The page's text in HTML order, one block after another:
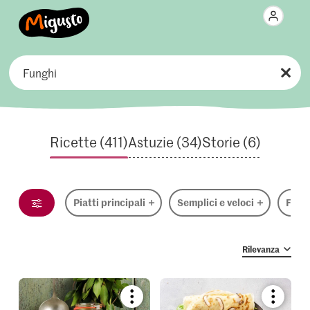
Ricette (411)Astuzie (34)Storie (6)
Piatti principali Semplici e veloci
Rilevanza
Rilevanza
Bookmark
Pronto in
Ricette per
Stagioni ed eventi
Alimentazione